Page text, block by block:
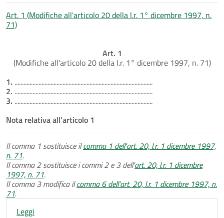
Art. 1 (Modifiche all'articolo 20 della l.r. 1° dicembre 1997, n.
71)
Art. 1
(Modifiche all'articolo 20 della l.r. 1° dicembre 1997, n. 71)
1. ............................................................................................
2. ............................................................................................
3. ............................................................................................
Nota relativa all'articolo 1
Il comma 1 sostituisce ilcomma 1 dell'art. 20, l.r. 1 dicembre 1997,
n. 71.
Il comma 2 sostituisce i commi 2 e 3 dell'art. 20, l.r. 1 dicembre
1997, n. 71.
Il comma 3 modifica ilcomma 6 dell'art. 20, l.r. 1 dicembre 1997, n.
71.
Leggi